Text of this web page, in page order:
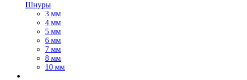
Шнуры
3 мм
4 мм
5 мм
6 мм
7 мм
8 мм
10 мм